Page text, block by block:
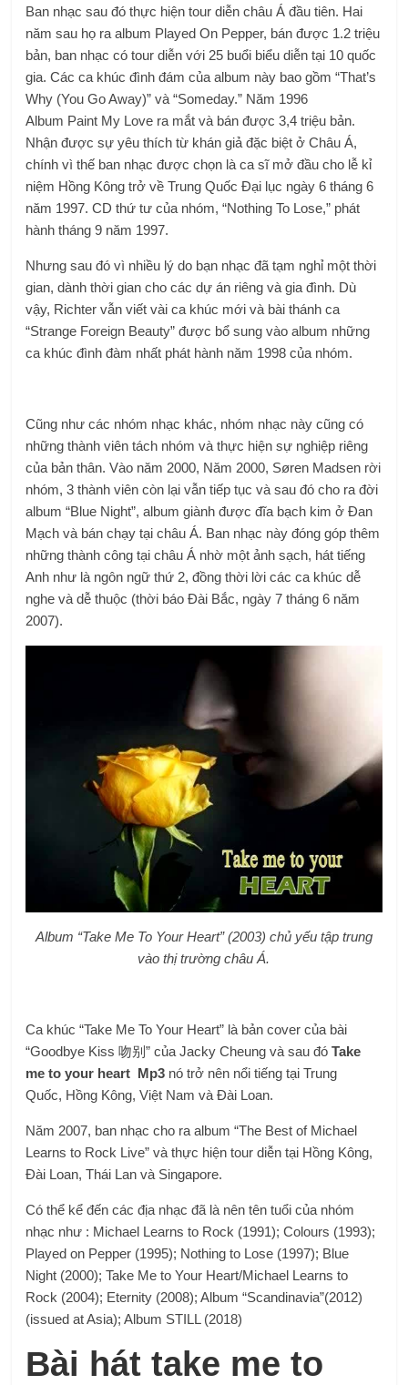
Ban nhạc sau đó thực hiện tour diễn châu Á đầu tiên. Hai
năm sau họ ra album Played On Pepper, bán được 1.2 triệu
bản, ban nhạc có tour diễn với 25 buổi biểu diễn tại 10 quốc
gia. Các ca khúc đình đám của album này bao gồm “That’s
Why (You Go Away)” và “Someday.” Năm 1996
Album Paint My Love ra mắt và bán được 3,4 triệu bản.
Nhận được sự yêu thích từ khán giả đặc biệt ở Châu Á,
chính vì thế ban nhạc được chọn là ca sĩ mở đầu cho lễ kỉ
niệm Hồng Kông trở về Trung Quốc Đại lục ngày 6 tháng 6
năm 1997. CD thứ tư của nhóm, “Nothing To Lose,” phát
hành tháng 9 năm 1997.
Nhưng sau đó vì nhiều lý do bạn nhạc đã tạm nghỉ một thời
gian, dành thời gian cho các dự án riêng và gia đình. Dù
vậy, Richter vẫn viết vài ca khúc mới và bài thánh ca
“Strange Foreign Beauty” được bổ sung vào album những
ca khúc đình đàm nhất phát hành năm 1998 của nhóm.
Cũng như các nhóm nhạc khác, nhóm nhạc này cũng có
những thành viên tách nhóm và thực hiện sự nghiệp riêng
của bản thân. Vào năm 2000, Năm 2000, Søren Madsen rời
nhóm, 3 thành viên còn lại vẫn tiếp tục và sau đó cho ra đời
album “Blue Night”, album giành được đĩa bạch kim ở Đan
Mạch và bán chạy tại châu Á. Ban nhạc này đóng góp thêm
những thành công tại châu Á nhờ một ảnh sạch, hát tiếng
Anh như là ngôn ngữ thứ 2, đồng thời lời các ca khúc dễ
nghe và dễ thuộc (thời báo Đài Bắc, ngày 7 tháng 6 năm
2007).
Album “Take Me To Your Heart” (2003) chủ yếu tập trung
vào thị trường châu Á.
Ca khúc “Take Me To Your Heart” là bản cover của bài
“Goodbye Kiss 吻别” của Jacky Cheung và sau đóTake
me to your heart Mp3 nó trở nên nổi tiếng tạiTrung
Quốc, Hồng Kông,Việt Nam vàĐài Loan.
Năm 2007, ban nhạc cho ra album “The Best of Michael
Learns to Rock Live” và thực hiện tour diễn tại Hồng Kông,
Đài Loan, Thái Lan và Singapore.
Có thể kể đến các địa nhạc đã là nên tên tuổi của nhóm
nhạc như : Michael Learns to Rock (1991); Colours (1993);
Played on Pepper (1995); Nothing to Lose (1997); Blue
Night (2000); Take Me to Your Heart/Michael Learns to
Rock (2004); Eternity (2008); Album “Scandinavia”(2012)
(issued at Asia); Album STILL (2018)
Bài hát take me to